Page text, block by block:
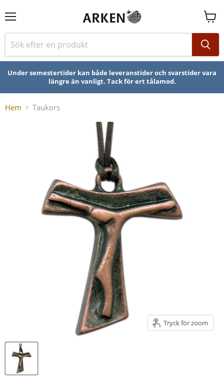
Se
Under semestertider kan både leveranstider och svarstider vara
längre än vanligt. Tack för ert tålamod.
Hem Taukors
Tryck för zoom